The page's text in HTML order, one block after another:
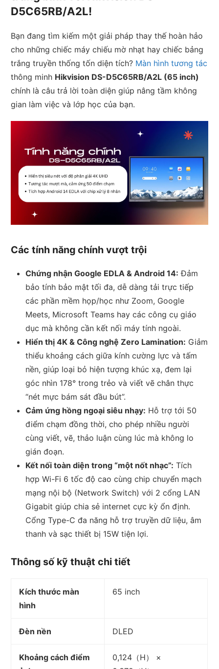
D5C65RB/A2L!
Bạn đang tìm kiếm một giải pháp thay thế hoàn hảo
cho những chiếc máy chiếu mờ nhạt hay chiếc bảng
trắng truyền thống tốn diện tích? Màn hình tương tác
thông minh Hikvision DS-D5C65RB/A2L (65 inch)
chính là câu trả lời toàn diện giúp nâng tầm không
gian làm việc và lớp học của bạn.
Các tính năng chính vượt trội
Chứng nhận Google EDLA & Android 14: Đảm
bảo tính bảo mật tối đa, dễ dàng tải trực tiếp
các phần mềm họp/học như Zoom, Google
Meets, Microsoft Teams hay các công cụ giáo
dục mà không cần kết nối máy tính ngoài.
Hiển thị 4K & Công nghệ Zero Lamination: Giảm
thiểu khoảng cách giữa kính cường lực và tấm
nền, giúp loại bỏ hiện tượng khúc xạ, đem lại
góc nhìn 178° trong trẻo và viết vẽ chân thực
“nét mực bám sát đầu bút”.
Cảm ứng hồng ngoại siêu nhạy: Hỗ trợ tới 50
điểm chạm đồng thời, cho phép nhiều người
cùng viết, vẽ, thảo luận cùng lúc mà không lo
gián đoạn.
Kết nối toàn diện trong “một nốt nhạc”: Tích
hợp Wi-Fi 6 tốc độ cao cùng chip chuyển mạch
mạng nội bộ (Network Switch) với 2 cổng LAN
Gigabit giúp chia sẻ internet cực kỳ ổn định.
Cổng Type-C đa năng hỗ trợ truyền dữ liệu, âm
thanh và sạc thiết bị 15W tiện lợi.
Thông số kỹ thuật chi tiết
Kích thước màn
hình
65 inch
Đèn nền DLED
Khoảng cách điểm
0,124（H） ×